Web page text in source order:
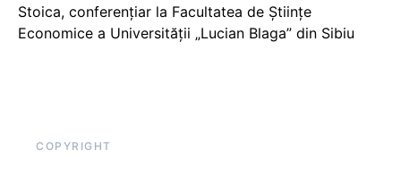
Stoica, conferențiar la Facultatea de Științe
Economice a Universității „Lucian Blaga” din Sibiu
COPYRIGHT